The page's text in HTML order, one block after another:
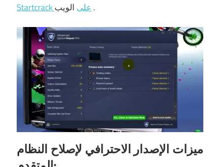
Startcrack على .
ميزات الإصدار الاحترافي لإصلاح النظام